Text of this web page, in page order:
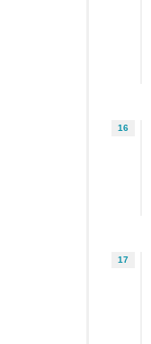
16
17